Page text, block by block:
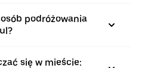
podróżowania
się w mieście: